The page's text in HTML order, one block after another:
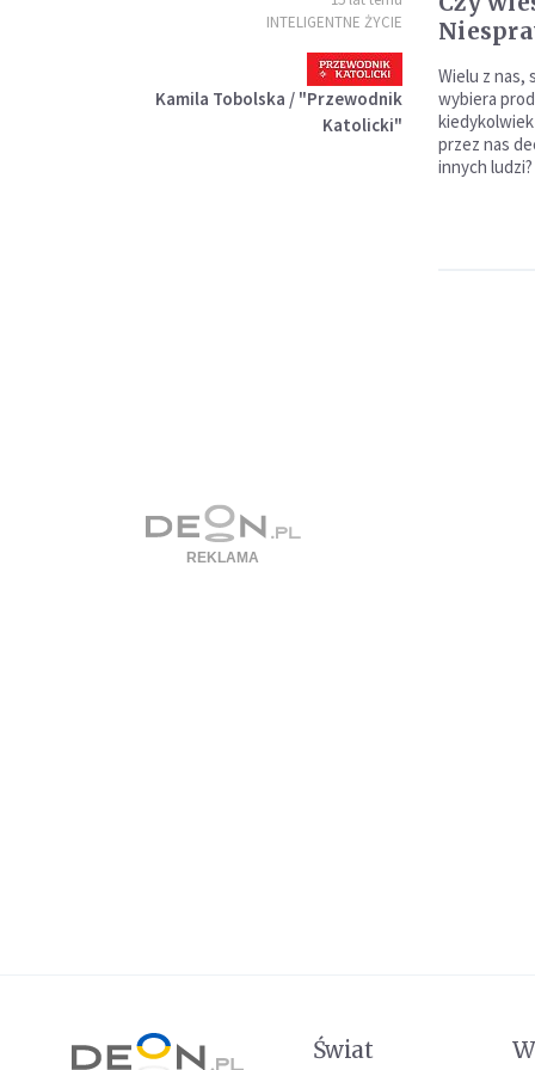
INTELIGENTNE ŻYCIE
Kamila Tobolska / "Przewodnik
Katolicki"
Wielu z nas,
wybiera
przez nas
innych ludzi?
Świat